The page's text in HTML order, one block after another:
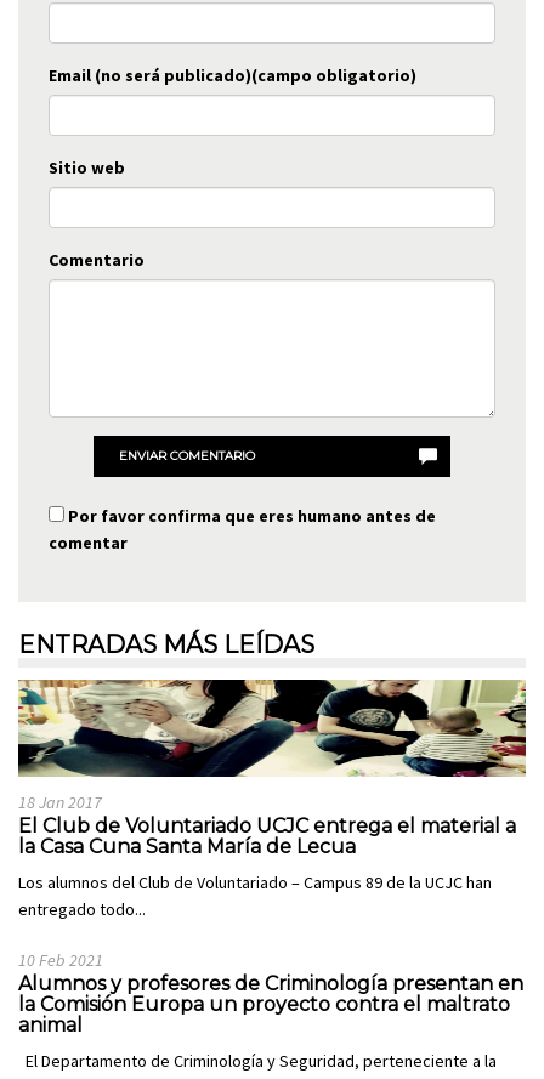
Email (no será publicado)(campo obligatorio)
Sitio web
Comentario
ENVIAR COMENTARIO
Por favor confirma que eres humano antes de
comentar
ENTRADAS MÁS LEÍDAS
18 Jan 2017
El Club de Voluntariado UCJC entrega el material a
la Casa Cuna Santa María de Lecua
Los alumnos del Club de Voluntariado – Campus 89 de la UCJC han
entregado todo...
10 Feb 2021
Alumnos y profesores de Criminología presentan en
la Comisión Europa un proyecto contra el maltrato
animal
El Departamento de Criminología y Seguridad, perteneciente a la